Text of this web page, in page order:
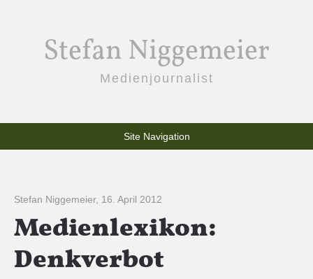
Stefan Niggemeier
Medienjournalist
Site Navigation
Stefan Niggemeier, 16. April 2012
Medienlexikon:
Denkverbot